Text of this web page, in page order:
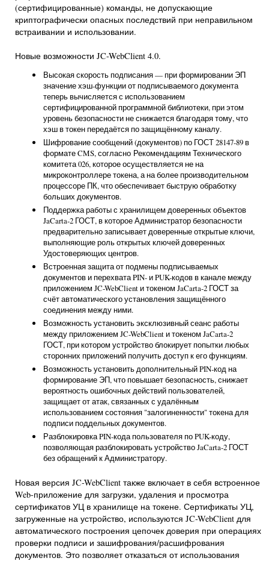
(сертифицированные) команды, не допускающие
криптографически опасных последствий при неправильном
встраивании и использовании.
Новые возможности JC-WebClient 4.0.
Высокая скорость подписания — при формировании ЭП
значение хэш-функции от подписываемого документа
теперь вычисляется с использованием
сертифицированной программной библиотеки, при этом
уровень безопасности не снижается благодаря тому, что
хэш в токен передаётся по защищённому каналу.
Шифрование сообщений (документов) по ГОСТ 28147-89 в
формате CMS, согласно Рекомендациям Технического
комитета 026, которое осуществляется не на
микроконтроллере токена, а на более производительном
процессоре ПК, что обеспечивает быструю обработку
больших документов.
Поддержка работы с хранилищем доверенных объектов
JaCarta-2 ГОСТ, в которое Администратор безопасности
предварительно записывает доверенные открытые ключи,
выполняющие роль открытых ключей доверенных
Удостоверяющих центров.
Встроенная защита от подмены подписываемых
документов и перехвата PIN- и PUK-кодов в канале между
приложением JC-WebClient и токеном JaCarta-2 ГОСТ за
счёт автоматического установления защищённого
соединения между ними.
Возможность установить эксклюзивный сеанс работы
между приложением JC-WebClient и токеном JaCarta-2
ГОСТ, при котором устройство блокирует попытки любых
сторонних приложений получить доступ к его функциям.
Возможность установить дополнительный PIN-код на
формирование ЭП, что повышает безопасность, снижает
вероятность ошибочных действий пользователей,
защищает от атак, связанных с удалённым
использованием состояния "залогиненности" токена для
подписи поддельных документов.
Разблокировка PIN-кода пользователя по PUK-коду,
позволяющая разблокировать устройство JaCarta-2 ГОСТ
без обращений к Администратору.
Новая версия JC-WebClient также включает в себя встроенное
Web-приложение для загрузки, удаления и просмотра
сертификатов УЦ в хранилище на токене. Сертификаты УЦ,
загруженные на устройство, используются JC-WebClient для
автоматического построения цепочек доверия при операциях
проверки подписи и зашифрования/расшифрования
документов. Это позволяет отказаться от использования